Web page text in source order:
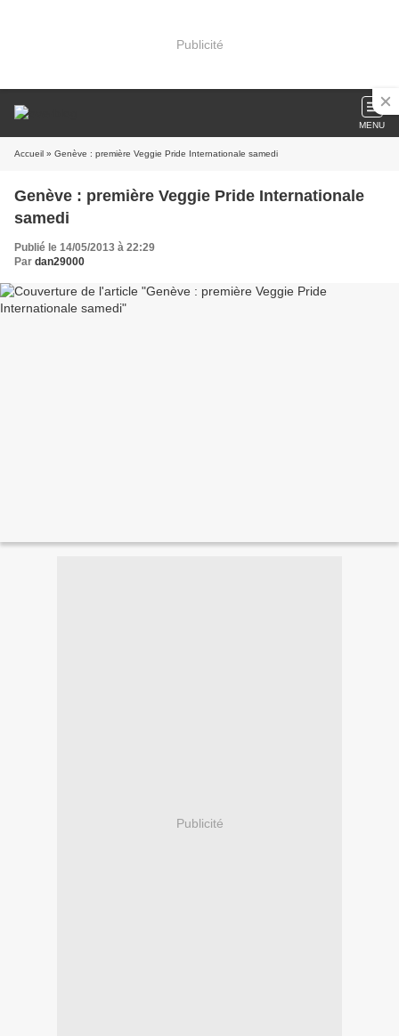
Publicité
MENU
Accueil » Genève : première Veggie Pride Internationale samedi
Genève : première Veggie Pride Internationale
samedi
Publié le 14/05/2013 à 22:29
Par dan29000
Publicité